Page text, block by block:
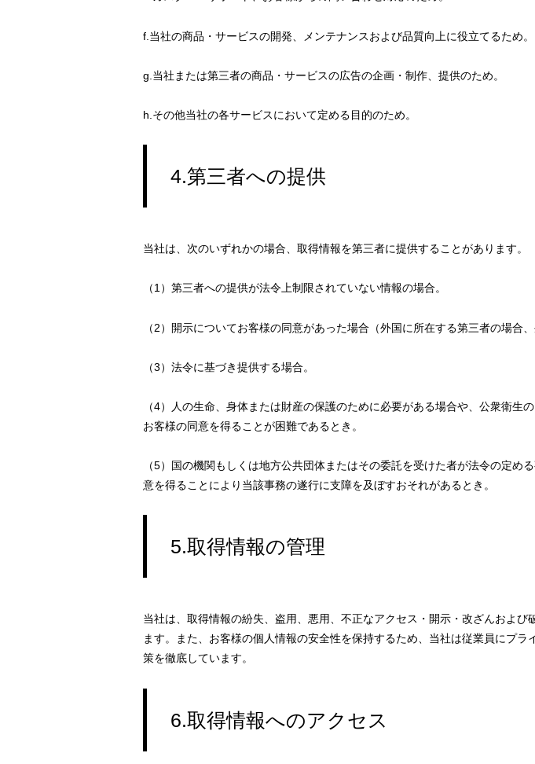
f.当社の商品・サービスの開発、メンテナンスおよび品質向上に役立てるため。
g.当社または第三者の商品・サービスの広告の企画・制作、提供のため。
h.その他当社の各サービスにおいて定める目的のため。
4.第三者への提供
当社は、次のいずれかの場合、取得情報を第三者に提供することがあります。
（1）第三者への提供が法令上制限されていない情報の場合。
（2）開示についてお客様の同意があった場合（外国に所在する第三者の場合
（3）法令に基づき提供する場合。
（4）人の生命、身体または財産の保護のために必要がある場合や、公衆衛生
お客様の同意を得ることが困難であるとき。
（5）国の機関もしくは地方公共団体またはその委託を受けた者が法令の定
意を得ることにより当該事務の遂行に支障を及ぼすおそれがあるとき。
5.取得情報の管理
当社は、取得情報の紛失、盗用、悪用、不正なアクセス・開示・改ざんおよ
ます。また、お客様の個人情報の安全性を保持するため、当社は従業員にプ
策を徹底しています。
6.取得情報へのアクセス